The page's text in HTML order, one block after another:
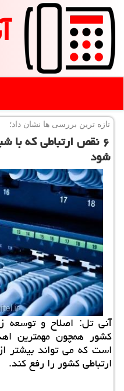
تازه ترین بررسی ها نشان داد؛
۶ نقص ارتباطی كه با
شود
آنی تل: اصلاح و توسعه
كشور همچون مهمترین
ارتباطی كشور را رفع كند.